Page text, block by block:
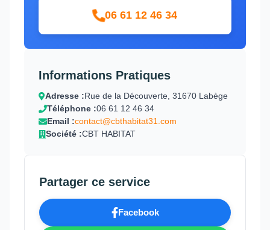
06 61 12 46 34
Informations Pratiques
Adresse :Rue de la Découverte, 31670 Labège
Téléphone :06 61 12 46 34
Email :contact@cbthabitat31.com
Société :CBT HABITAT
Partager ce service
Facebook